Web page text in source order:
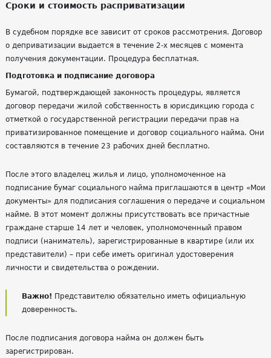
Сроки и стоимость расприватизации
В судебном порядке все зависит от сроков рассмотрения. Договор
о деприватизации выдается в течение 2-х месяцев с момента
получения документации. Процедура бесплатная.
Подготовка и подписание договора
Бумагой, подтверждающей законность процедуры, является
договор передачи жилой собственность в юрисдикцию города с
отметкой о государственной регистрации передачи прав на
приватизированное помещение и договор социального найма. Они
составляются в течение 23 рабочих дней бесплатно.
После этого владелец жилья и лицо, уполномоченное на
подписание бумаг социального найма приглашаются в центр «Мои
документы» для подписания соглашения о передаче и социальном
найме. В этот момент должны присутствовать все причастные
граждане старше 14 лет и человек, уполномоченный правом
подписи (наниматель), зарегистрированные в квартире (или их
представители) – при себе иметь оригинал удостоверения
личности и свидетельства о рождении.
Важно! Представителю обязательно иметь официальную
доверенность.
После подписания договора найма он должен быть
зарегистрирован.